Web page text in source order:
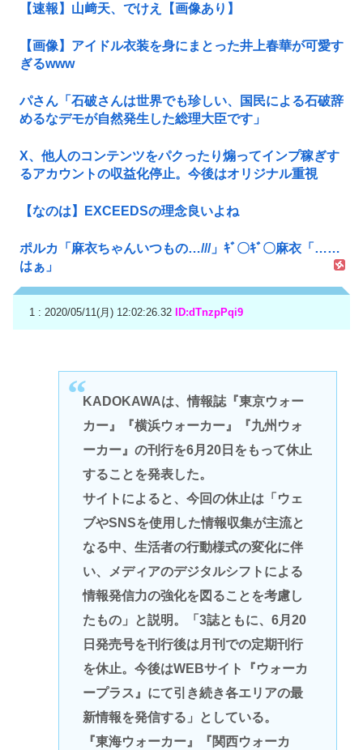
【速報】山﨑天、でけえ【画像あり】
【画像】アイドル衣装を身にまとった井上春華が可愛す
ぎるwww
パさん「石破さんは世界でも珍しい、国民による石破辞
めるなデモが自然発生した総理大臣です」
X、他人のコンテンツをパクったり煽ってインプ稼ぎす
るアカウントの収益化停止。今後はオリジナル重視
【なのは】EXCEEDSの理念良いよね
ポルカ「麻衣ちゃんいつもの…///」ｷﾞ〇ｷﾞ〇麻衣「……
はぁ」
1 : 2020/05/11(月) 12:02:26.32 ID:dTnzpPqi9
KADOKAWAは、情報誌『東京ウォー
カー』『横浜ウォーカー』『九州ウォ
ーカー』の刊行を6月20日をもって休止
することを発表した。
サイトによると、今回の休止は「ウェ
ブやSNSを使用した情報収集が主流と
なる中、生活者の行動様式の変化に伴
い、メディアのデジタルシフトによる
情報発信力の強化を図ることを考慮し
たもの」と説明。「3誌ともに、6月20
日発売号を刊行後は月刊での定期刊行
を休止。今後はWEBサイト『ウォーカ
ープラス』にて引き続き各エリアの最
新情報を発信する」としている。
『東海ウォーカー』『関西ウォーカ